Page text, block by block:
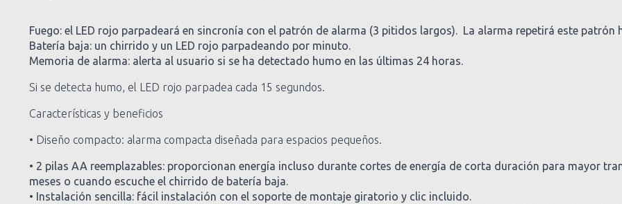
Fuego: el LED rojo parpadeará en sincronía con el patrón de alarma (3 pitidos largos). La alarma repetirá este patrón
Batería baja: un chirrido y un LED rojo parpadeando por minuto.
Memoria de alarma: alerta al usuario si se ha detectado humo en las últimas 24 horas.
Si se detecta humo, el LED rojo parpadea cada 15 segundos.
Características y beneficios
• Diseño compacto: alarma compacta diseñada para espacios pequeños.
• 2 pilas AA reemplazables: proporcionan energía incluso durante cortes de energía de corta duración para mayor
meses o cuando escuche el chirrido de batería baja.
• Instalación sencilla: fácil instalación con el soporte de montaje giratorio y clic incluido.